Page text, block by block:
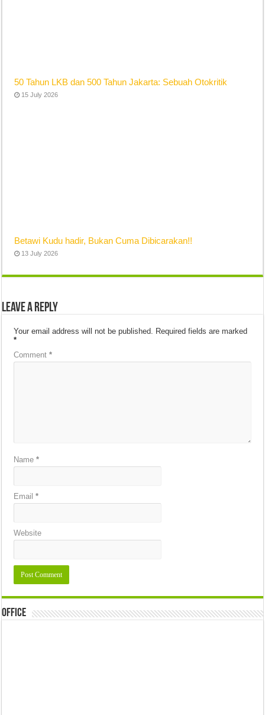
50 Tahun LKB dan 500 Tahun Jakarta: Sebuah Otokritik
15 July 2026
Betawi Kudu hadir, Bukan Cuma Dibicarakan!!
13 July 2026
Leave a Reply
Your email address will not be published. Required fields are marked
*
Comment*
Name*
Email*
Website
Office